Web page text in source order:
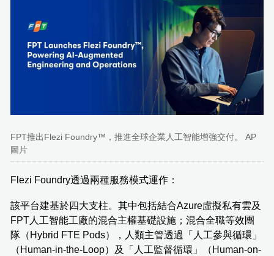
FPT推出Flezi Foundry™，推進全球企業人工智能增強交付。 AP
圖片
Flezi Foundry透過兩種服務模式運作：
該平台建基於四大支柱。其中包括結合Azure虛擬私有雲及
FPT人工智能工廠的混合主權基礎設施；混合全職等效團
隊（Hybrid FTE Pods），人類主管透過「人工參與循環」
（Human-in-the-Loop）及「人工監督循環」（Human-on-